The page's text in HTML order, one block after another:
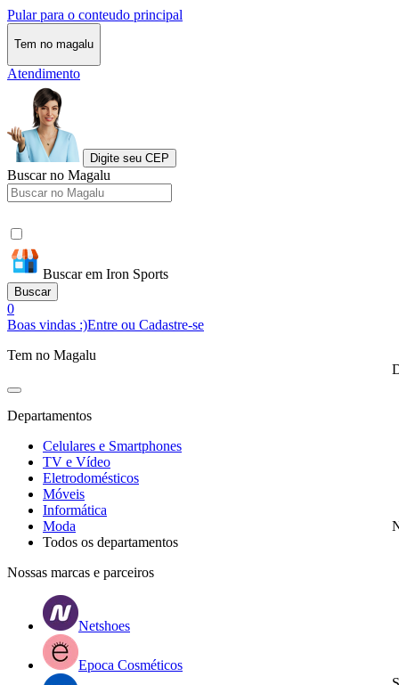
Pular para o conteudo principal
Tem no magalu
Atendimento
Digite seu CEP
Buscar no Magalu
Buscar em Iron Sports
Buscar
0
Boas vindas :)Entre ou Cadastre-se
Tem no Magalu
Departamentos
Celulares e Smartphones
TV e Vídeo
Eletrodomésticos
Móveis
Informática
Moda
Todos os departamentos
Nossas marcas e parceiros
Netshoes
Epoca Cosméticos